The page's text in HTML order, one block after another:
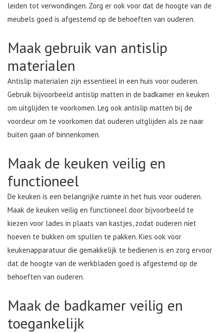
leiden tot verwondingen. Zorg er ook voor dat de hoogte van de
meubels goed is afgestemd op de behoeften van ouderen.
Maak gebruik van antislip
materialen
Antislip materialen zijn essentieel in een huis voor ouderen.
Gebruik bijvoorbeeld antislip matten in de badkamer en keuken
om uitglijden te voorkomen. Leg ook antislip matten bij de
voordeur om te voorkomen dat ouderen uitglijden als ze naar
buiten gaan of binnenkomen.
Maak de keuken veilig en
functioneel
De keuken is een belangrijke ruimte in het huis voor ouderen.
Maak de keuken veilig en functioneel door bijvoorbeeld te
kiezen voor lades in plaats van kastjes, zodat ouderen niet
hoeven te bukken om spullen te pakken. Kies ook voor
keukenapparatuur die gemakkelijk te bedienen is en zorg ervoor
dat de hoogte van de werkbladen goed is afgestemd op de
behoeften van ouderen.
Maak de badkamer veilig en
toegankelijk